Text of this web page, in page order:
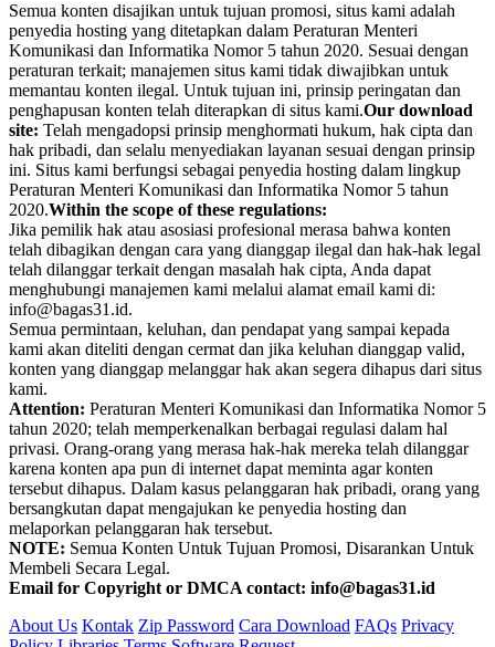
Semua konten disajikan untuk tujuan promosi, situs kami adalah
penyedia hosting yang ditetapkan dalam Peraturan Menteri
Komunikasi dan Informatika Nomor 5 tahun 2020. Sesuai dengan
peraturan terkait; manajemen situs kami tidak diwajibkan untuk
memantau konten ilegal. Untuk tujuan ini, prinsip peringatan dan
penghapusan konten telah diterapkan di situs kami.Our download
site: Telah mengadopsi prinsip menghormati hukum, hak cipta dan
hak pribadi, dan selalu menyediakan layanan sesuai dengan prinsip
ini. Situs kami berfungsi sebagai penyedia hosting dalam lingkup
Peraturan Menteri Komunikasi dan Informatika Nomor 5 tahun
2020.Within the scope of these regulations:
Jika pemilik hak atau asosiasi profesional merasa bahwa konten
telah dibagikan dengan cara yang dianggap ilegal dan hak-hak legal
telah dilanggar terkait dengan masalah hak cipta, Anda dapat
menghubungi manajemen kami melalui alamat email kami di:
info@bagas31.id.
Semua permintaan, keluhan, dan pendapat yang sampai kepada
kami akan diteliti dengan cermat dan jika keluhan dianggap valid,
konten yang dianggap melanggar hak akan segera dihapus dari situs
kami.
Attention: Peraturan Menteri Komunikasi dan Informatika Nomor 5
tahun 2020; telah memperkenalkan berbagai regulasi dalam hal
privasi. Orang-orang yang merasa hak-hak mereka telah dilanggar
karena konten apa pun di internet dapat meminta agar konten
tersebut dihapus. Dalam kasus pelanggaran hak pribadi, orang yang
bersangkutan dapat mengajukan ke penyedia hosting dan
melaporkan pelanggaran hak tersebut.
NOTE: Semua Konten Untuk Tujuan Promosi, Disarankan Untuk
Membeli Secara Legal.
Email for Copyright or DMCA contact: info@bagas31.id
About Us Kontak Zip Password Cara Download FAQs Privacy